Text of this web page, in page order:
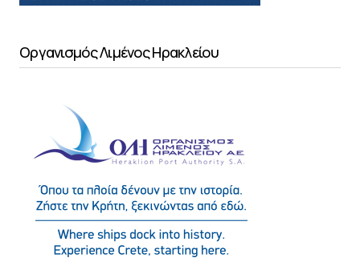
Οργανισμός Λιμένος Ηρακλείου